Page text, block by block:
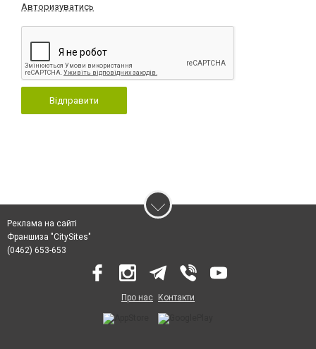
Авторизуватись
Відправити
Реклама на сайті
Франшиза "CitySites"
(0462) 653-653
Про нас Контакти